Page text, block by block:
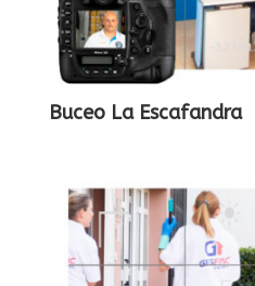
Buceo La Escafandra